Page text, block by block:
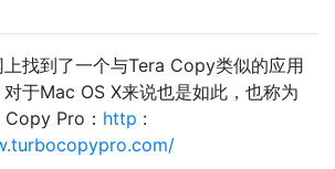
上找到了一个与Tera Copy类似的应用
于Mac OS X来说也是如此，也称为
Pro： http :